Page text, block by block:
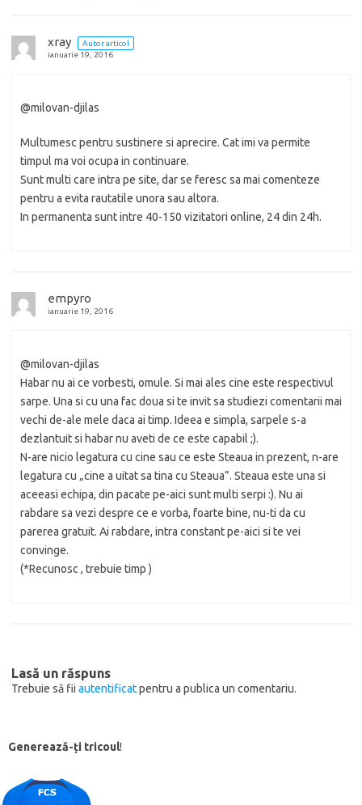
xray
Autor articol
ianuarie 19, 2016
@milovan-djilas
Multumesc pentru sustinere si aprecire. Cat imi va permite
timpul ma voi ocupa in continuare.
Sunt multi care intra pe site, dar se feresc sa mai comenteze
pentru a evita rautatile unora sau altora.
In permanenta sunt intre 40-150 vizitatori online, 24 din 24h.
empyro
ianuarie 19, 2016
@milovan-djilas
Habar nu ai ce vorbesti, omule. Si mai ales cine este respectivul
sarpe. Una si cu una fac doua si te invit sa studiezi comentarii mai
vechi de-ale mele daca ai timp. Ideea e simpla, sarpele s-a
dezlantuit si habar nu aveti de ce este capabil ;).
N-are nicio legatura cu cine sau ce este Steaua in prezent, n-are
legatura cu „cine a uitat sa tina cu Steaua”. Steaua este una si
aceeasi echipa, din pacate pe-aici sunt multi serpi :). Nu ai
rabdare sa vezi despre ce e vorba, foarte bine, nu-ti da cu
parerea gratuit. Ai rabdare, intra constant pe-aici si te vei
convinge.
(*Recunosc , trebuie timp )
Lasă un răspuns
Trebuie să fii autentificatpentru a publica un comentariu.
Generează-ți tricoul!